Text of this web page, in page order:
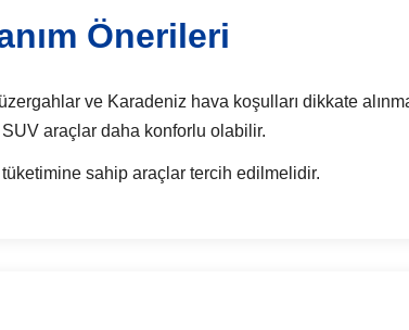
Önerileri
ve Karadeniz hava koşulları dikkate
araçlar daha konforlu olabilir.
sahip araçlar tercih edilmelidir.